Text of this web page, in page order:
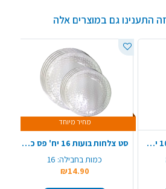
התענינו גם במוצרים אלה
צלחת פלסטיק 7 פנינה 10 יח' - לבן זהב
מחיר מיוחד
סט צלחות בועות 16 יח' פס כסף - שקוף
כמות בחבילה: 16
₪14.90